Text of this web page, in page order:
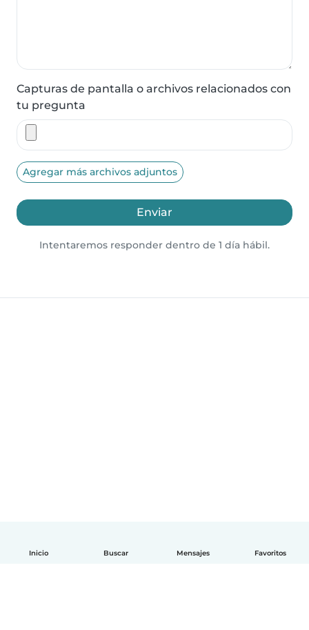
Inicio Buscar Mensajes Favoritos
Capturas de pantalla o archivos relacionados con
tu pregunta
Agregar más archivos adjuntos
Enviar
Intentaremos responder dentro de 1 día hábil.